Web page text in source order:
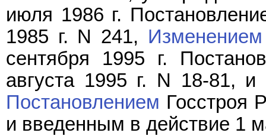
июля 1986 г.
1985 г. N 241,
сентября 1995 г.
августа 1995 г. N 18-81,
Постановлением Госстроя
и введенным в действие 1